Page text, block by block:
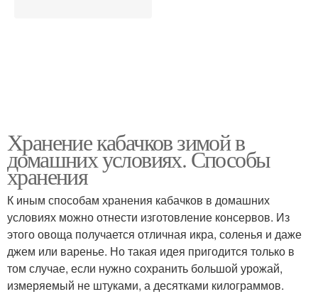
Хранение кабачков зимой в
домашних условиях. Способы
хранения
К иным способам хранения кабачков в домашних
условиях можно отнести изготовление консервов. Из
этого овоща получается отличная икра, соленья и даже
джем или варенье. Но такая идея пригодится только в
том случае, если нужно сохранить большой урожай,
измеряемый не штуками, а десятками килограммов.